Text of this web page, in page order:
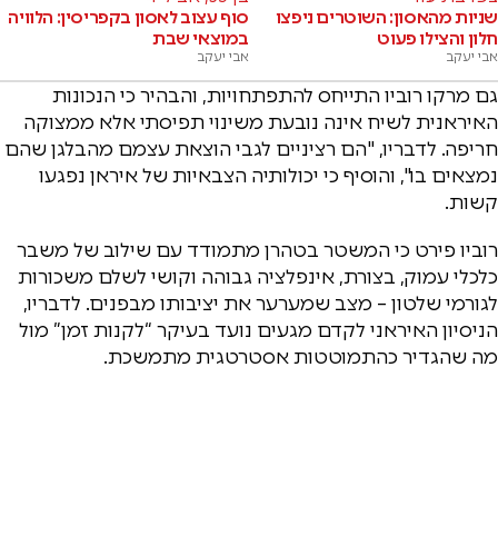
שניות מהאסון: השוטרים ניפצו
חלון והצילו פעוט
אבי יעקב
סוף עצוב לאסון בקפריסין: הלוויה
במוצאי שבת
אבי יעקב
גם מרקו רוביו התייחס להתפתחויות, והבהיר כי הנכונות
האיראנית לשיח אינה נובעת משינוי תפיסתי אלא ממצוקה
חריפה. לדבריו, "הם רציניים לגבי הוצאת עצמם מהבלגן שהם
נמצאים בו", והוסיף כי יכולותיה הצבאיות של איראן נפגעו
קשות.
רוביו פירט כי המשטר בטהרן מתמודד עם שילוב של משבר
כלכלי עמוק, בצורת, אינפלציה גבוהה וקושי לשלם משכורות
לגורמי שלטון – מצב שמערער את יציבותו מבפנים. לדבריו,
הניסיון האיראני לקדם מגעים נועד בעיקר “לקנות זמן” מול
מה שהגדיר כהתמוטטות אסטרטגית מתמשכת.